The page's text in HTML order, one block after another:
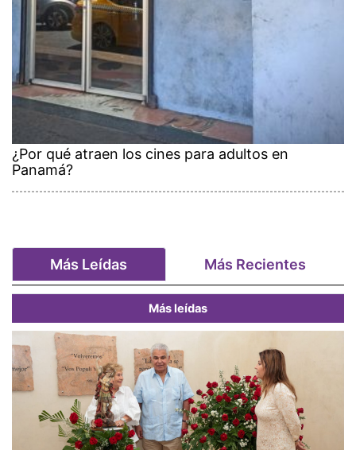
¿Por qué atraen los cines para adultos en
Panamá?
Más Leídas Más Recientes
Más leídas